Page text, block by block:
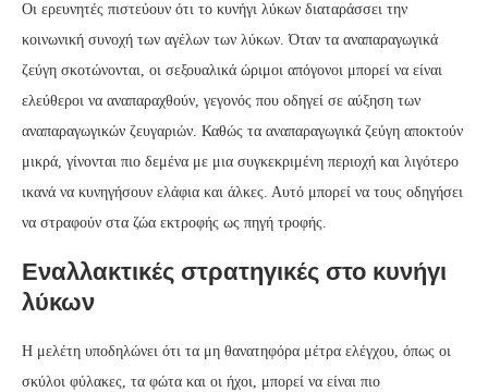
Οι ερευνητές πιστεύουν ότι το κυνήγι λύκων διαταράσσει την
κοινωνική συνοχή των αγέλων των λύκων. Όταν τα αναπαραγωγικά
ζεύγη σκοτώνονται, οι σεξουαλικά ώριμοι απόγονοι μπορεί να είναι
ελεύθεροι να αναπαραχθούν, γεγονός που οδηγεί σε αύξηση των
αναπαραγωγικών ζευγαριών. Καθώς τα αναπαραγωγικά ζεύγη αποκτούν
μικρά, γίνονται πιο δεμένα με μια συγκεκριμένη περιοχή και λιγότερο
ικανά να κυνηγήσουν ελάφια και άλκες. Αυτό μπορεί να τους οδηγήσει
να στραφούν στα ζώα εκτροφής ως πηγή τροφής.
Εναλλακτικές στρατηγικές στο κυνήγι
λύκων
Η μελέτη υποδηλώνει ότι τα μη θανατηφόρα μέτρα ελέγχου, όπως οι
σκύλοι φύλακες, τα φώτα και οι ήχοι, μπορεί να είναι πιο